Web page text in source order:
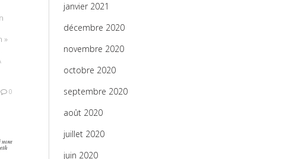
»
0
janvier 2021
décembre 2020
novembre 2020
octobre 2020
septembre 2020
août 2020
juillet 2020
juin 2020